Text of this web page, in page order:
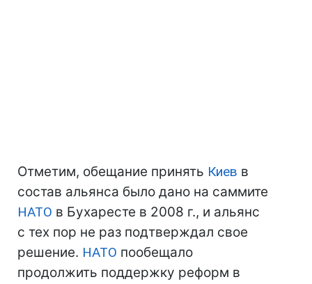
Отметим, обещание принять Киев в
состав альянса было дано на саммите
НАТО в Бухаресте в 2008 г., и альянс
с тех пор не раз подтверждал свое
решение. НАТО пообещало
продолжить поддержку реформ в